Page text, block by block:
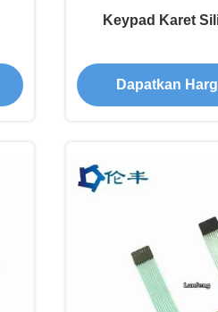
Keypad Karet
Dapatkan